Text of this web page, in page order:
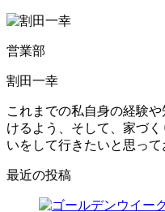
営業部
割田一幸
これまでの私自身の経験
けるよう、そして、家づ
いをして行きたいと思って
最近の投稿